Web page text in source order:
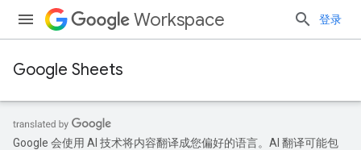
Workspace 登录
Google Sheets
Google 会使用 AI 技术将内容翻译成您偏好的语言。AI 翻译可能包